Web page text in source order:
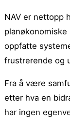
NAV er nettopp
oppfatte
frustrerende og
Fra å være
etter hva en
har ingen